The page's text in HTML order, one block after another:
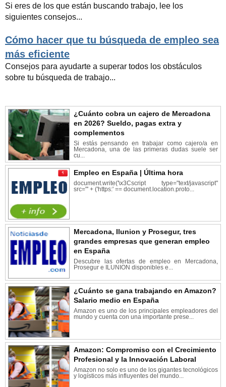
Si eres de los que están buscando trabajo, lee los
siguientes consejos...
Cómo hacer que tu búsqueda de empleo sea
más eficiente
Consejos para ayudarte a superar todos los obstáculos
sobre tu búsqueda de trabajo...
¿Cuánto cobra un cajero de Mercadona
en 2026? Sueldo, pagas extra y
complementos
Si estás pensando en trabajar como cajero/a en
Mercadona, una de las primeras dudas suele ser
cu...
Empleo en España | Última hora
document.write('\x3Cscript type="text/javascript"
src="' + ('https:' == document.location.proto...
Mercadona, Ilunion y Prosegur, tres
grandes empresas que generan empleo
en España
Descubre las ofertas de empleo en Mercadona,
Prosegur e ILUNION disponibles e...
¿Cuánto se gana trabajando en Amazon?
Salario medio en España
Amazon es uno de los principales empleadores del
mundo y cuenta con una importante prese...
Amazon: Compromiso con el Crecimiento
Profesional y la Innovación Laboral
Amazon no solo es uno de los gigantes tecnológicos
y logísticos más influyentes del mundo...